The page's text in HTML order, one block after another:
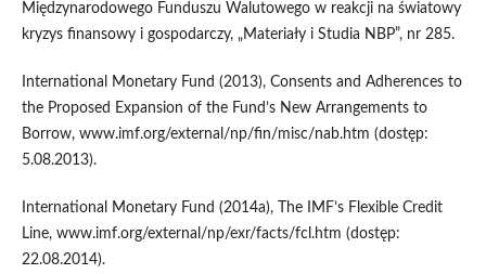
Międzynarodowego Funduszu Walutowego w reakcji na światowy
kryzys finansowy i gospodarczy, „Materiały i Studia NBP”, nr 285.
International Monetary Fund (2013), Consents and Adherences to
the Proposed Expansion of the Fund’s New Arrangements to
Borrow, www.imf.org/external/np/fin/misc/nab.htm (dostęp:
5.08.2013).
International Monetary Fund (2014a), The IMF’s Flexible Credit
Line, www.imf.org/external/np/exr/facts/fcl.htm (dostęp:
22.08.2014).